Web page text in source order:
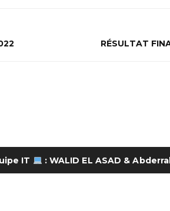
RÉSULTAT
IT : WALID EL ASAD &